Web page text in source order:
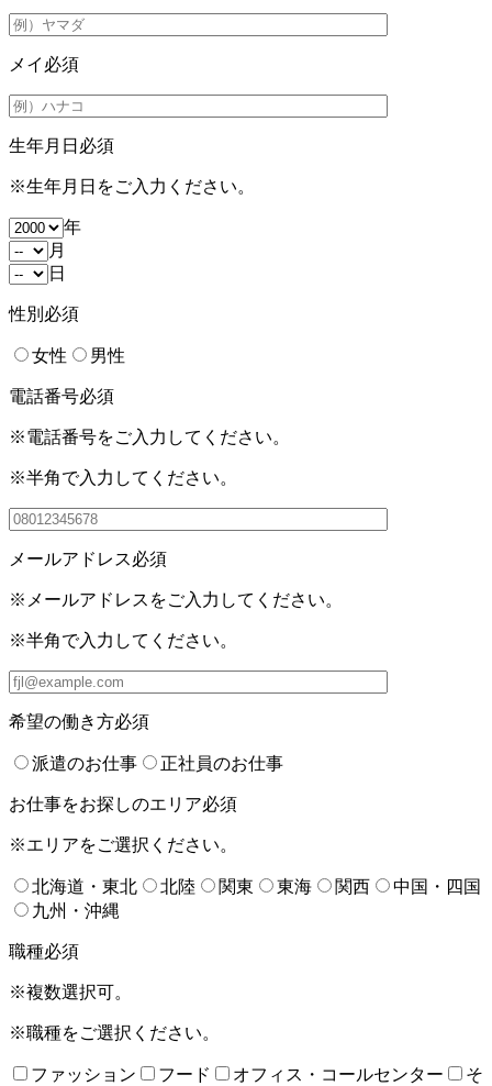
メイ 必須
生年月日 必須
※生年月日をご入力ください。
年
月
日
性別 必須
女性 男性
電話番号必須
※電話番号をご入力してください。
※半角で入力してください。
メールアドレス必須
※メールアドレスをご入力してください。
※半角で入力してください。
希望の働き方必須
派遣のお仕事 正社員のお仕事
お仕事をお探しのエリア必須
※エリアをご選択ください。
北海道・東北 北陸 関東 東海 関西
中国・四国
九州・沖縄
職種必須
※複数選択可。
※職種をご選択ください。
ファッション フード オフィス・コールセンター
そ